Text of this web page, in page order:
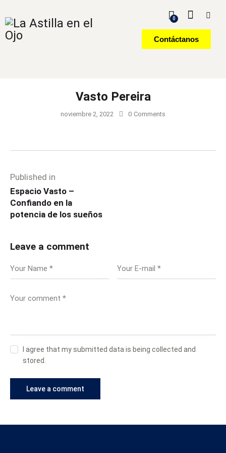
0
Contáctanos
Vasto Pereira
noviembre 2, 2022 0 Comments
Published in
Espacio Vasto –
Confiando en la
potencia de los sueños
Leave a comment
I agree that my submitted data is being collected and
stored.